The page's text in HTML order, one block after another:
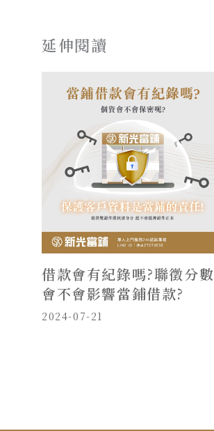
延伸閱讀
借款會有紀錄嗎?聯徵分數
會不會影響當鋪借款?
2024-07-21